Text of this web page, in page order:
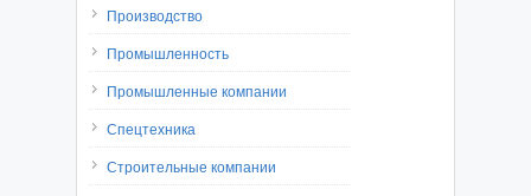
Производство
Промышленность
Промышленные компании
Спецтехника
Строительные компании